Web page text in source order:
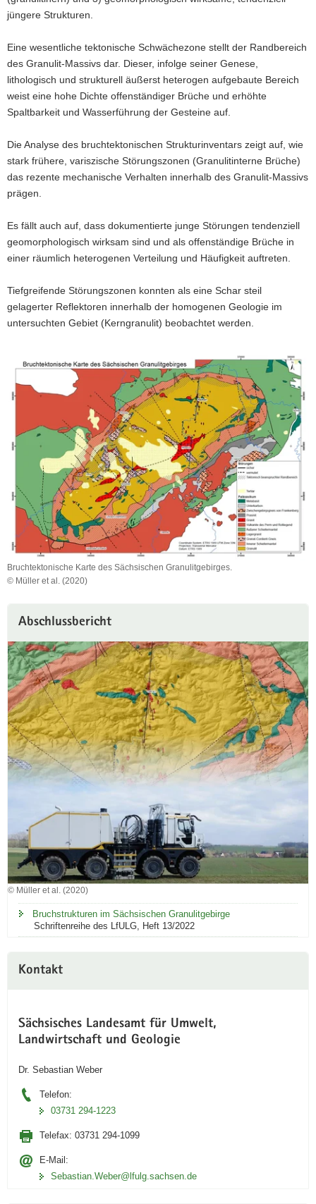
jüngere Strukturen.
Eine wesentliche tektonische Schwächezone stellt der Randbereich
des Granulit-Massivs dar. Dieser, infolge seiner Genese,
lithologisch und strukturell äußerst heterogen aufgebaute Bereich
weist eine hohe Dichte offenständiger Brüche und erhöhte
Spaltbarkeit und Wasserführung der Gesteine auf.
Die Analyse des bruchtektonischen Strukturinventars zeigt auf, wie
stark frühere, variszische Störungszonen (Granulitinterne Brüche)
das rezente mechanische Verhalten innerhalb des Granulit-Massivs
prägen.
Es fällt auch auf, dass dokumentierte junge Störungen tendenziell
geomorphologisch wirksam sind und als offenständige Brüche in
einer räumlich heterogenen Verteilung und Häufigkeit auftreten.
Tiefgreifende Störungszonen konnten als eine Schar steil
gelagerter Reflektoren innerhalb der homogenen Geologie im
untersuchten Gebiet (Kerngranulit) beobachtet werden.
Bruchtektonische Karte des Sächsischen Granulitgebirges.
© Müller et al. (2020)
des
Granulitgebirges.
Abschlussbericht
© Müller et al. (2020)
Bruchstrukturen im Sächsischen Granulitgebirge
Schriftenreihe des LfULG, Heft 13/2022
Kontakt
Sächsisches Landesamt für Umwelt,
Landwirtschaft und Geologie
Dr. Sebastian Weber
Telefon:
03731 294-1223
Telefax: 03731 294-1099
E-Mail:
Sebastian.Weber@lfulg.sachsen.de